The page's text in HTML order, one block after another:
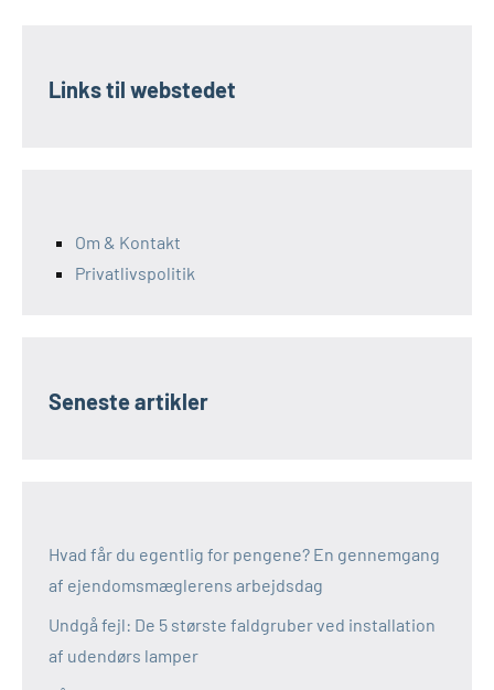
Links til webstedet
Om & Kontakt
Privatlivspolitik
Seneste artikler
Hvad får du egentlig for pengene? En gennemgang
af ejendomsmæglerens arbejdsdag
Undgå fejl: De 5 største faldgruber ved installation
af udendørs lamper